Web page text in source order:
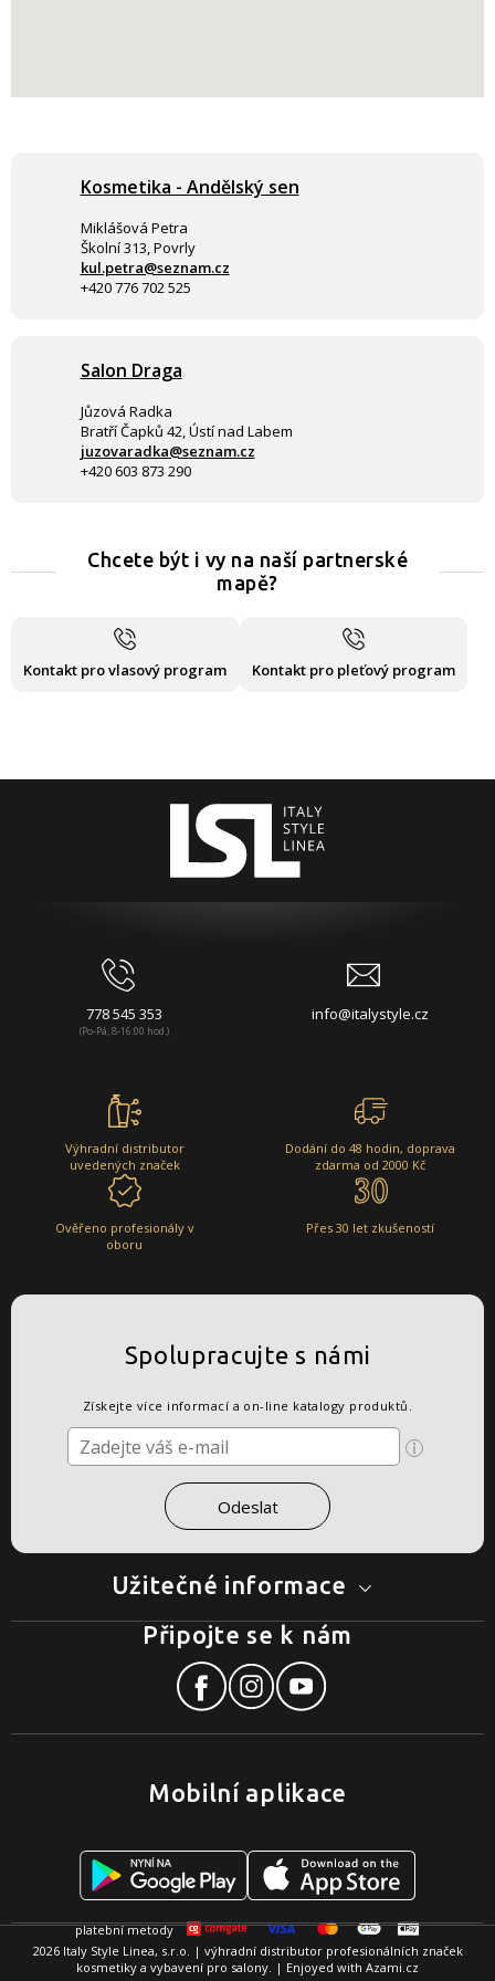
Kosmetika - Andělský sen
Miklášová Petra
Školní 313, Povrly
kul.petra@seznam.cz
+420 776 702 525
Salon Draga
Jůzová Radka
Bratří Čapků 42, Ústí nad Labem
juzovaradka@seznam.cz
+420 603 873 290
Chcete být i vy na naší partnerské
mapě?
Kontakt pro vlasový program Kontakt pro pleťový program
778 545 353
(Po-Pá, 8-16:00 hod.)
info@italystyle.cz
Výhradní distributor
uvedených značek
Dodání do 48 hodin, doprava
zdarma od 2000 Kč
Ověřeno profesionály v
oboru
Přes 30 let zkušeností
Užitečné informace
Spolupracujte s námi
Získejte více informací a on-line katalogy produktů.
Mobilní aplikace
Připojte se k nám
2026 Italy Style Linea, s.r.o. | výhradní distributor profesionálních značek
kosmetiky a vybavení pro salony. | Enjoyed with Azami.cz